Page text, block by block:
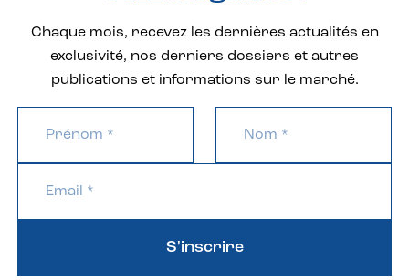
Chaque mois, recevez les dernières actualités en
exclusivité, nos derniers dossiers et autres
publications et informations sur le marché.
S'inscrire